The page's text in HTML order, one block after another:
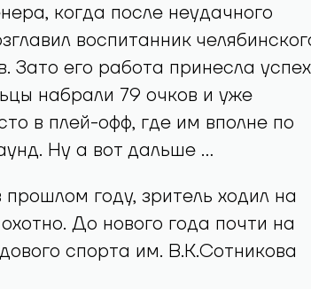
когда после неудачного
воспитанник
Зато его работа принесла
набрали 79 очков и уже
в плей-офф, где им вполне по
Ну а вот дальше …
году, зритель ходил на
До нового года почти на
спорта им. В.К.Сотникова